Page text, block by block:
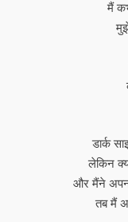
मैं
डार्क
लेकिन
और मैंने
तब मैं